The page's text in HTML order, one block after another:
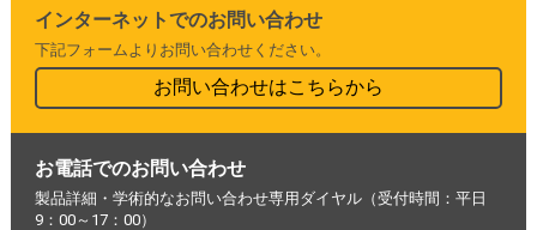
インターネットでのお問い合わせ
下記フォームよりお問い合わせください。
お問い合わせはこちらから
お電話でのお問い合わせ
製品詳細・学術的なお問い合わせ専用ダイヤル（受付時間：平日
9：00～17：00）